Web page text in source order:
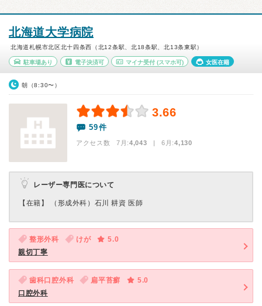
北海道大学病院
北海道札幌市北区北十四条西（北12条駅、北18条駅、北13条東駅）
駐車場あり 電子決済可 マイナ受付 (スマホ可) 女医在籍
朝（8:30〜）
3.66
59件
アクセス数 7月:4,043 | 6月:4,130
レーザー専門医について
【在籍】 （形成外科）石川 耕資 医師
整形外科 けが
5.0
親切丁寧
歯科口腔外科 扁平苔癬
5.0
口腔外科